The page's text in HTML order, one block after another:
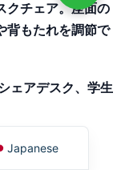
クチェア。座面の
背もたれを調節で
ェアデスク、学生
Japanese
French
Italian